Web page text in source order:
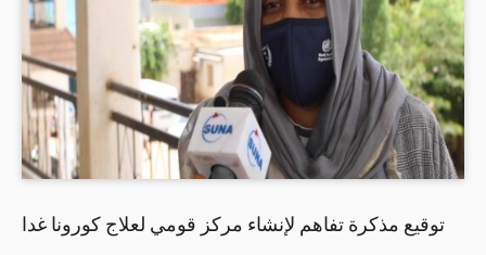
توقيع مذكرة تفاهم لإنشاء مركز قومي لعلاج كورونا غدا